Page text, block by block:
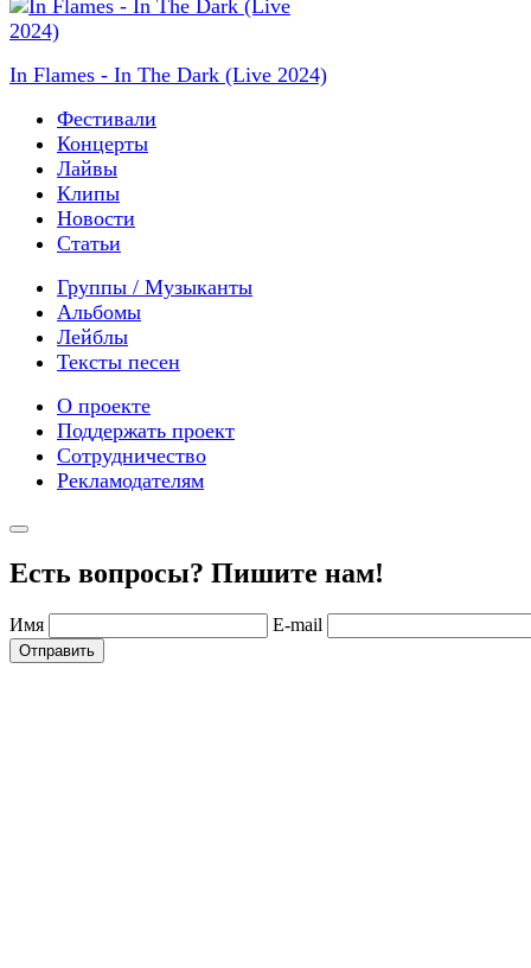
In Flames - In The Dark (Live 2024)
Фестивали
Концерты
Лайвы
Клипы
Новости
Статьи
Группы / Музыканты
Альбомы
Лейблы
Тексты песен
О проекте
Поддержать проект
Сотрудничество
Рекламодателям
Есть вопросы? Пишите нам!
Имя E-mail